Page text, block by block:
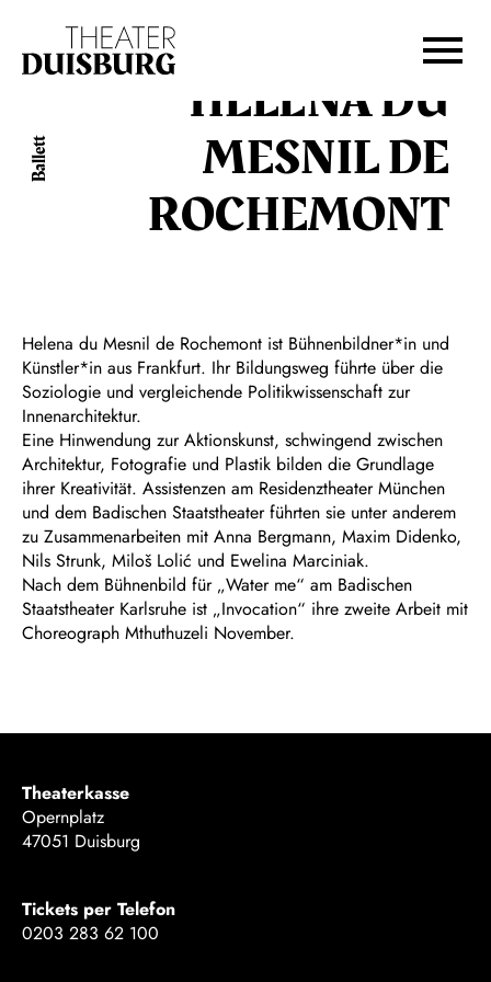
Zur Hauptnavigation springen
Zum Footer springen
Ballett
HELENA DU
MESNIL DE
ROCHEMONT
Helena du Mesnil de Rochemont ist Bühnenbildner*in und
Künstler*in aus Frankfurt. Ihr Bildungsweg führte über die
Soziologie und vergleichende Politikwissenschaft zur
Innenarchitektur.
Eine Hinwendung zur Aktionskunst, schwingend zwischen
Architektur, Fotografie und Plastik bilden die Grundlage
ihrer Kreativität. Assistenzen am Residenztheater München
und dem Badischen Staatstheater führten sie unter anderem
zu Zusammenarbeiten mit Anna Bergmann, Maxim Didenko,
Nils Strunk, Miloš Lolić und Ewelina Marciniak.
Nach dem Bühnenbild für „Water me“ am Badischen
Staatstheater Karlsruhe ist „Invocation“ ihre zweite Arbeit mit
Choreograph Mthuthuzeli November.
Theaterkasse
Opernplatz
47051 Duisburg
Tickets per Telefon
0203 283 62 100